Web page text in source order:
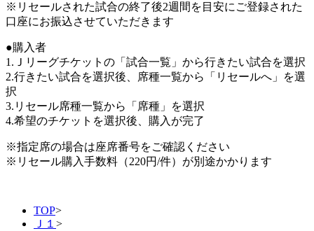
※リセールされた試合の終了後2週間を目安にご登録された
口座にお振込させていただきます
●購入者
1.Ｊリーグチケットの「試合一覧」から行きたい試合を選択
2.行きたい試合を選択後、席種一覧から「リセールへ」を選
択
3.リセール席種一覧から「席種」を選択
4.希望のチケットを選択後、購入が完了
※指定席の場合は座席番号をご確認ください
※リセール購入手数料（220円/件）が別途かかります
TOP>
Ｊ１ >